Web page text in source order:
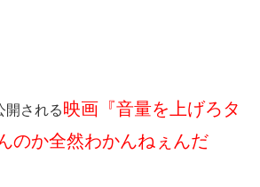
開される映画『音量を上げろタ
のか全然わかんねぇんだ